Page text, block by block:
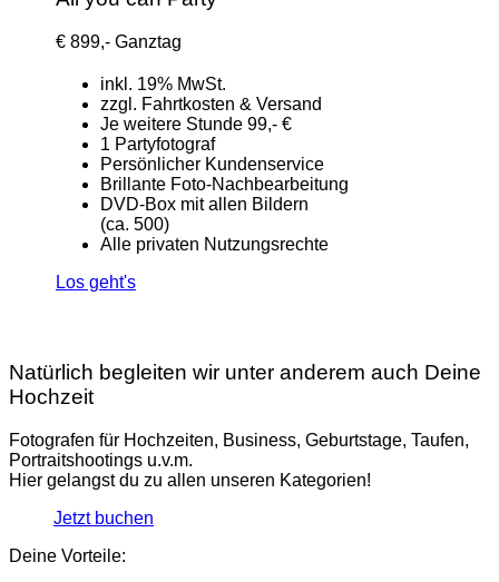
€ 899,- Ganztag
inkl. 19% MwSt.
zzgl. Fahrtkosten & Versand
Je weitere Stunde 99,- €
1 Partyfotograf
Persönlicher Kundenservice
Brillante Foto-Nachbearbeitung
DVD-Box mit allen Bildern
(ca. 500)
Alle privaten Nutzungsrechte
Los geht's
Natürlich begleiten wir unter anderem auch Deine
Hochzeit
Fotografen für Hochzeiten, Business, Geburtstage, Taufen,
Portraitshootings u.v.m.
Hier gelangst du zu allen unseren Kategorien!
Jetzt buchen
Deine Vorteile: